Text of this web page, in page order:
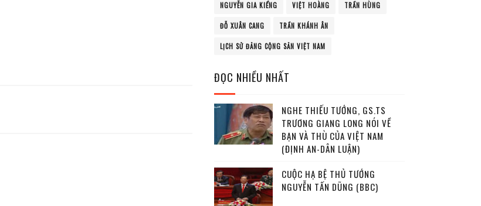
NGUYỄN GIA KIỂNG VIỆT HOÀNG TRẦN HÙNG
ĐỖ XUÂN CANG TRẦN KHÁNH ÂN
LỊCH SỬ ĐẢNG CỘNG SẢN VIỆT NAM
ĐỌC NHIỀU NHẤT
NGHE THIẾU TƯỚNG, GS.TS
TRƯƠNG GIANG LONG NÓI VỀ
BẠN VÀ THÙ CỦA VIỆT NAM
(ĐỊNH AN-DÂN LUẬN)
CUỘC HẠ BỆ THỦ TƯỚNG
NGUYỄN TẤN DŨNG (BBC)